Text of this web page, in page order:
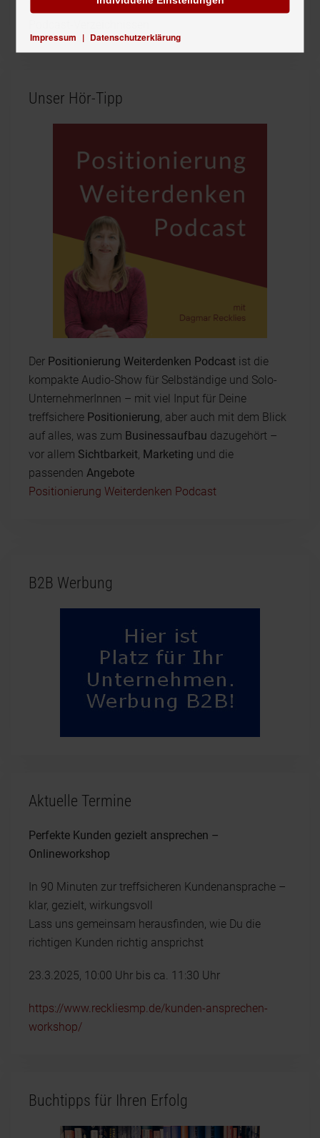
Verfügbar in den meisten deutschsprachigen
Unser Hör-Tipp
Der Positionierung Weiterdenken Podcast ist die
kompakte Audio-Show für Selbständige und Solo-
UnternehmerInnen – mit viel Input für Deine
treffsichere Positionierung, aber auch mit dem Blick
auf alles, was zum Businessaufbau dazugehört –
vor allem Sichtbarkeit, Marketing und die
passenden Angebote
Positionierung Weiterdenken Podcast
B2B Werbung
Aktuelle Termine
Perfekte Kunden gezielt ansprechen –
Onlineworkshop
In 90 Minuten zur treffsicheren Kundenansprache –
klar, gezielt, wirkungsvoll
Lass uns gemeinsam herausfinden, wie Du die
richtigen Kunden richtig ansprichst
23.3.2025, 10:00 Uhr bis ca. 11:30 Uhr
https://www.reckliesmp.de/kunden-ansprechen-
workshop/
Buchtipps für Ihren Erfolg
Impressum | Datenschutzerklärung